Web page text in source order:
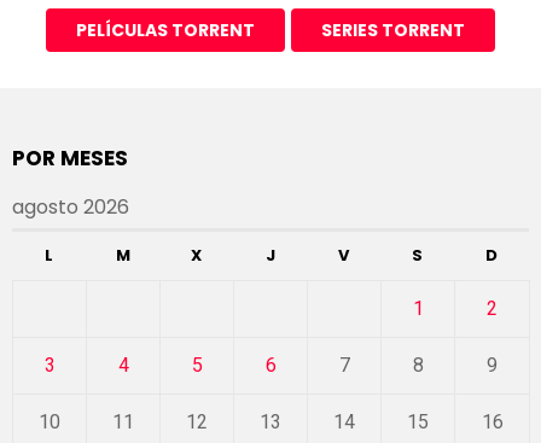
PELÍCULAS TORRENT SERIES TORRENT
POR MESES
agosto 2026
L M X J V S D
1 2
3 4 5 6 7 8 9
10 11 12 13 14 15 16